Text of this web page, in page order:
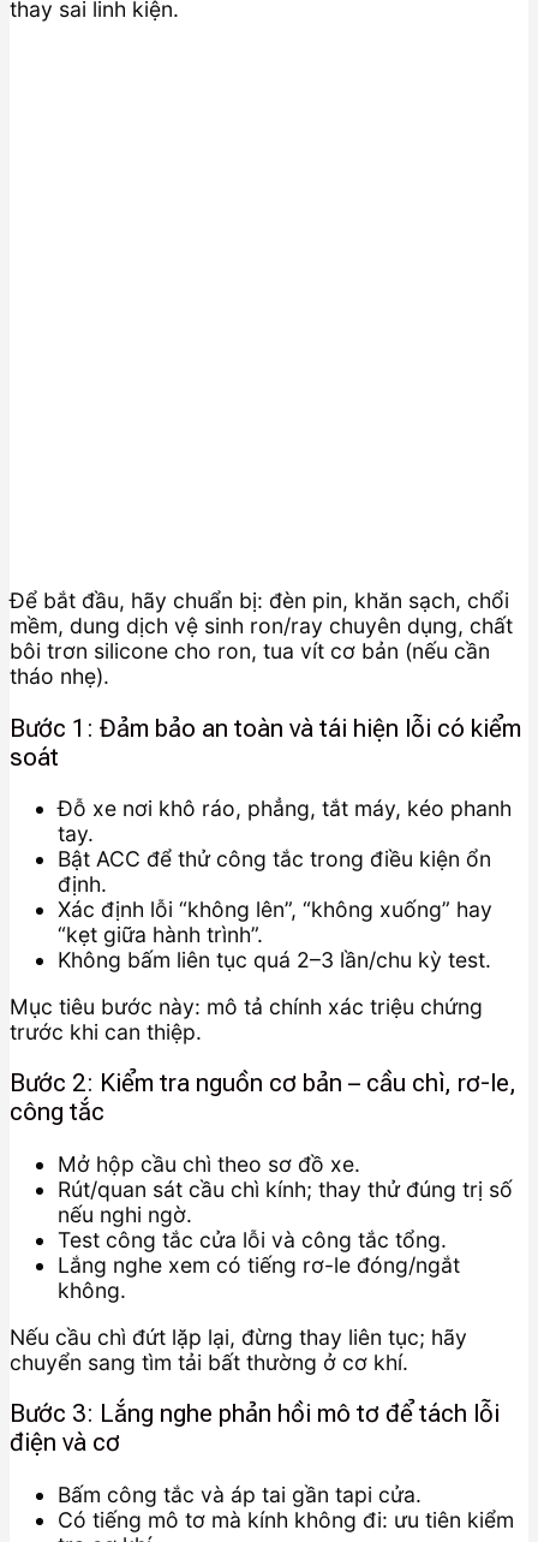
thay sai linh kiện.
Để bắt đầu, hãy chuẩn bị: đèn pin, khăn sạch, chổi
mềm, dung dịch vệ sinh ron/ray chuyên dụng, chất
bôi trơn silicone cho ron, tua vít cơ bản (nếu cần
tháo nhẹ).
Bước 1: Đảm bảo an toàn và tái hiện lỗi có kiểm
soát
Đỗ xe nơi khô ráo, phẳng, tắt máy, kéo phanh
tay.
Bật ACC để thử công tắc trong điều kiện ổn
định.
Xác định lỗi “không lên”, “không xuống” hay
“kẹt giữa hành trình”.
Không bấm liên tục quá 2–3 lần/chu kỳ test.
Mục tiêu bước này: mô tả chính xác triệu chứng
trước khi can thiệp.
Bước 2: Kiểm tra nguồn cơ bản – cầu chì, rơ-le,
công tắc
Mở hộp cầu chì theo sơ đồ xe.
Rút/quan sát cầu chì kính; thay thử đúng trị số
nếu nghi ngờ.
Test công tắc cửa lỗi và công tắc tổng.
Lắng nghe xem có tiếng rơ-le đóng/ngắt
không.
Nếu cầu chì đứt lặp lại, đừng thay liên tục; hãy
chuyển sang tìm tải bất thường ở cơ khí.
Bước 3: Lắng nghe phản hồi mô tơ để tách lỗi
điện và cơ
Bấm công tắc và áp tai gần tapi cửa.
Có tiếng mô tơ mà kính không đi: ưu tiên kiểm